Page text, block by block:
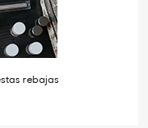
rebajas